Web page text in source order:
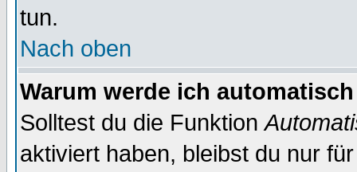
tun.
Nach oben
Warum werde ich
Solltest du die Funktion
aktiviert haben, bleibst du nur